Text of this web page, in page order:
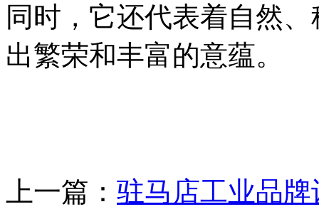
同时，它还代表着自然
出繁荣和丰富的意蕴。
上一篇： 驻马店工业品